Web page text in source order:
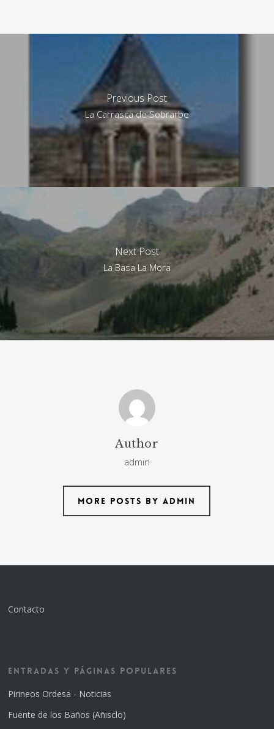
Previous Post
La Carrasca de Sobrarbe
Next Post
La Basa La Mora
Author
admin
More posts by admin
Contacto
Entradas y Páginas Populares
Pirineos Ordesa - Noticias
Fuente de los Baños (Añisclo)